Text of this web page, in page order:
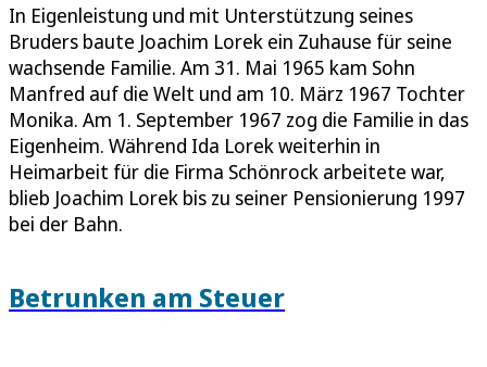
In Eigenleistung und mit Unterstützung seines
Bruders baute Joachim Lorek ein Zuhause für seine
wachsende Familie. Am 31. Mai 1965 kam Sohn
Manfred auf die Welt und am 10. März 1967 Tochter
Monika. Am 1. September 1967 zog die Familie in das
Eigenheim. Während Ida Lorek weiterhin in
Heimarbeit für die Firma Schönrock arbeitete war,
blieb Joachim Lorek bis zu seiner Pensionierung 1997
bei der Bahn.
Betrunken am Steuer